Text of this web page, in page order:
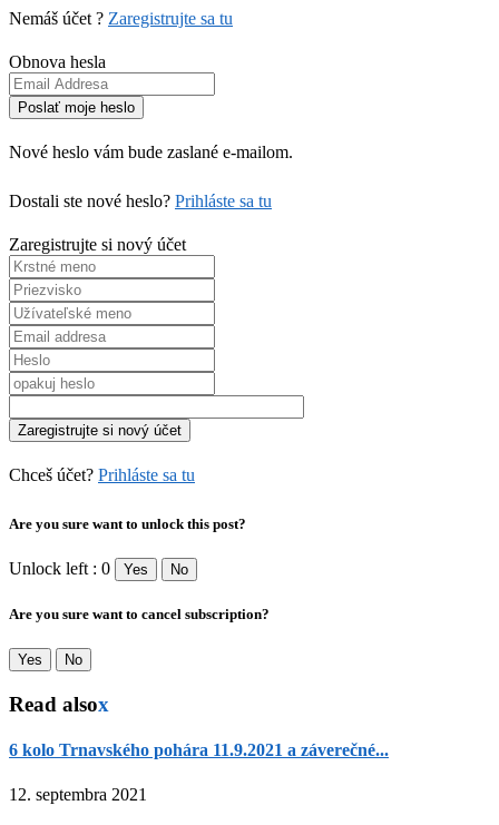
Nemáš účet ? Zaregistrujte sa tu
Obnova hesla
Nové heslo vám bude zaslané e-mailom.
Dostali ste nové heslo? Prihláste sa tu
Zaregistrujte si nový účet
Chceš účet? Prihláste sa tu
Are you sure want to unlock this post?
Unlock left : 0 Yes No
Are you sure want to cancel subscription?
Yes No
Read alsox
6 kolo Trnavského pohára 11.9.2021 a záverečné...
12. septembra 2021